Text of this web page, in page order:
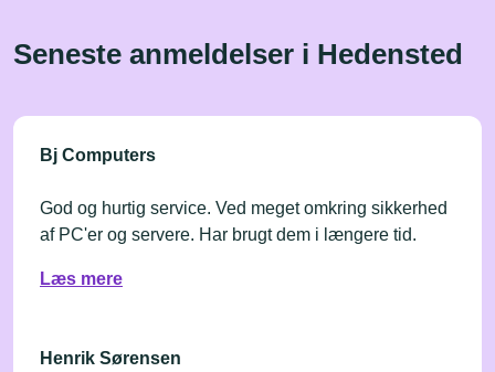
Seneste anmeldelser i Hedensted
Bj Computers
God og hurtig service. Ved meget omkring sikkerhed
af PC'er og servere. Har brugt dem i længere tid.
Læs mere
Henrik Sørensen